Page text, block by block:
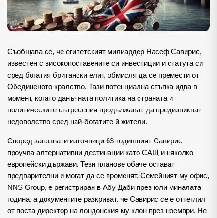
Съобщава се, че египетският милиардер Насеф Савирис,
известен с високопоставените си инвестиции и статута си
сред богатия британски елит, обмисля да се премести от
Обединеното кралство. Тази потенциална стъпка идва в
момент, когато данъчната политика на страната и
политическите сътресения продължават да предизвикват
недоволство сред най-богатите й жители.
Според запознати източници 63-годишният Савирис
проучва алтернативни дестинации като САЩ и няколко
европейски държави. Тези планове обаче остават
предварителни и могат да се променят. Семейният му офис,
NNS Group, е регистриран в Абу Даби през юли миналата
година, а документите разкриват, че Савирис се е оттеглил
от поста директор на лондонския му клон през ноември. Не